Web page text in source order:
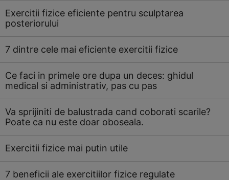
Exercitii fizice eficiente pentru sculptarea
posteriorului
7 dintre cele mai eficiente exercitii fizice
Ce faci in primele ore dupa un deces: ghidul
medical si administrativ, pas cu pas
Va sprijiniti de balustrada cand coborati scarile?
Poate ca nu este doar oboseala.
Exercitii fizice mai putin utile
7 beneficii ale exercitiilor fizice regulate